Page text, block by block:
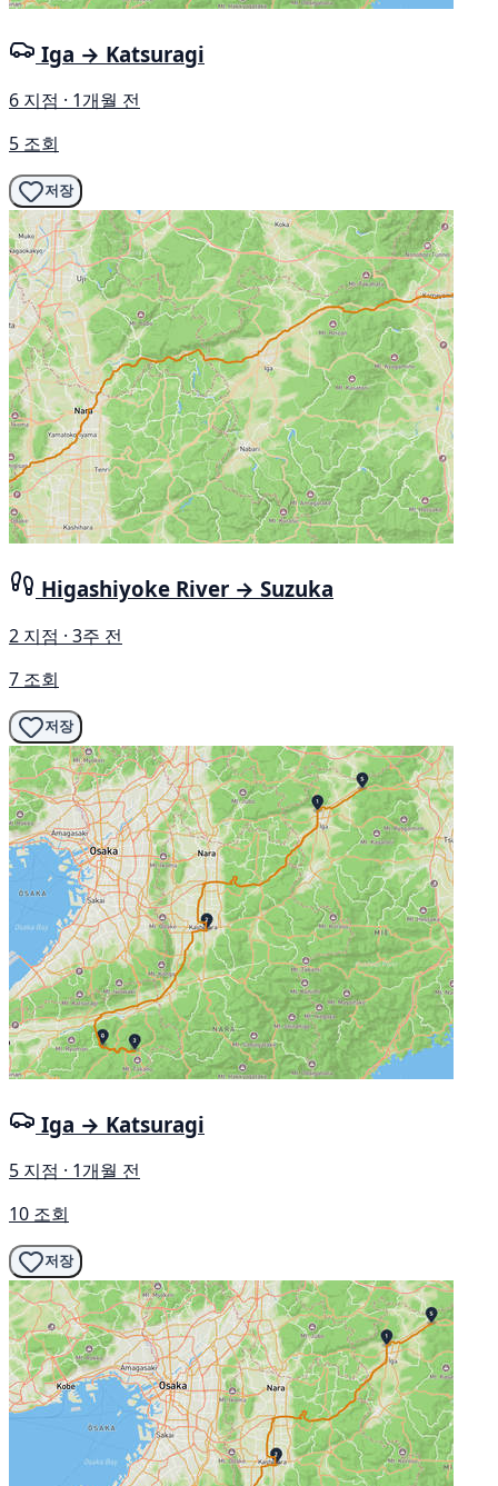
Iga → Katsuragi
6 지점 · 1개월 전
5 조회
저장
Higashiyoke River → Suzuka
2 지점 · 3주 전
7 조회
저장
Iga → Katsuragi
5 지점 · 1개월 전
10 조회
저장